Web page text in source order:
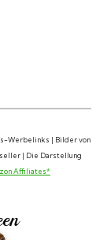
Werbelinks | Bilder von
| Die Darstellung
Affiliates*